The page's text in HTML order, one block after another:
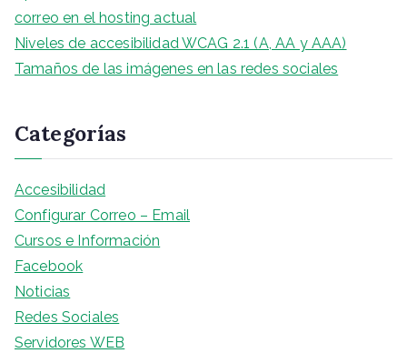
correo en el hosting actual
Niveles de accesibilidad WCAG 2.1 (A, AA y AAA)
Tamaños de las imágenes en las redes sociales
Categorías
Accesibilidad
Configurar Correo – Email
Cursos e Información
Facebook
Noticias
Redes Sociales
Servidores WEB